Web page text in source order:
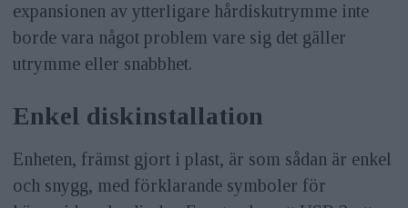
expansionen av ytterligare hårdiskutrymme inte
borde vara något problem vare sig det gäller
utrymme eller snabbhet.
Enkel diskinstallation
Enheten, främst gjort i plast, är som sådan är enkel
och snygg, med förklarande symboler för